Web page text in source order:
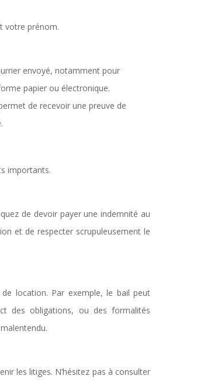
votre prénom.
envoyé, notamment pour
papier ou électronique.
de recevoir une preuve de
importants.
de devoir payer une indemnité au
et de respecter scrupuleusement le
location. Par exemple, le bail peut
des obligations, ou des formalités
les litiges. N’hésitez pas à consulter